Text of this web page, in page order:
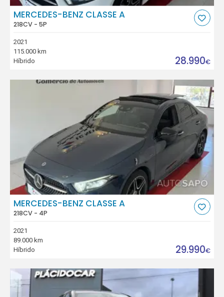
MERCEDES-BENZ CLASSE A
218CV - 5P
2021
115.000 km
Híbrido
28.990€
MERCEDES-BENZ CLASSE A
218CV - 4P
2021
89.000 km
Híbrido
29.990€